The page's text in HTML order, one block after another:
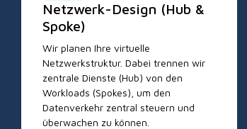
Netzwerk-Design (Hub &
Spoke)
Wir planen Ihre virtuelle
Netzwerkstruktur. Dabei trennen wir
zentrale Dienste (Hub) von den
Workloads (Spokes), um den
Datenverkehr zentral steuern und
überwachen zu können.